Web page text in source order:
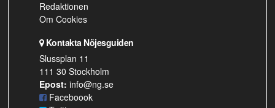
Redaktionen
Om Cookies
Kontakta Nöjesguiden
Slussplan 11
111 30 Stockholm
Epost: info@ng.se
Faceboook